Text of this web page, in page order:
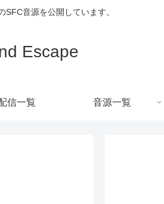
音源を公開しています。
Escape
信一覧 音源一覧